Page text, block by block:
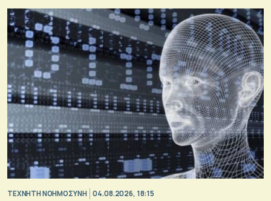
TΕΧΝΗΤΗ ΝΟΗΜΟΣΥΝΗ 04.08.2026, 18:15